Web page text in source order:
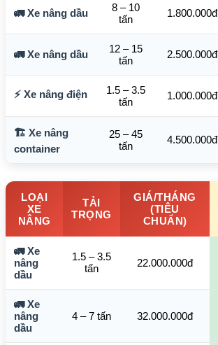
🚛 Xe nâng dầu
8 – 10
tấn
1.800.000đ
🚛 Xe nâng dầu
12 – 15
tấn
2.500.000đ
⚡ Xe nâng điện
1.5 – 3.5
tấn
1.000.000đ
🏗️ Xe nâng
container
25 – 45
tấn
4.500.000đ
LOẠI
XE
NÂNG
TẢI
TRỌNG
GIÁ/THÁNG
(TIÊU
CHUẨN)
🚛 Xe
nâng
dầu
1.5 – 3.5
tấn
22.000.000đ
🚛 Xe
nâng
dầu
4 – 7 tấn 32.000.000đ